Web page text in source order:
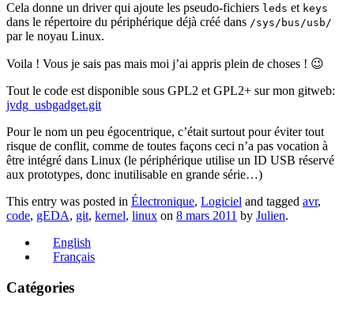
Cela donne un driver qui ajoute les pseudo-fichiers leds et keys
dans le répertoire du périphérique déjà créé dans /sys/bus/usb/
par le noyau Linux.
Voila ! Vous je sais pas mais moi j’ai appris plein de choses ! 😉
Tout le code est disponible sous GPL2 et GPL2+ sur mon gitweb:
jvdg_usbgadget.git
Pour le nom un peu égocentrique, c’était surtout pour éviter tout
risque de conflit, comme de toutes façons ceci n’a pas vocation à
être intégré dans Linux (le périphérique utilise un ID USB réservé
aux prototypes, donc inutilisable en grande série…)
This entry was posted in Électronique, Logiciel and tagged avr,
code, gEDA, git, kernel, linux on 8 mars 2011 by Julien.
English
Français
Catégories